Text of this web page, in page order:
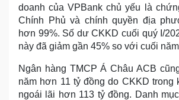
doanh của VPBank chủ yếu là
Chính Phủ và chính quyền địa
hơn 99%. Số dư CKKD cuối quý I/
này đã giảm gần 45% so với cuối
Ngân hàng TMCP Á Châu ACB
năm hơn 11 tỷ đồng do CKKD trong
ngoái lãi hơn 113 tỷ đồng. Danh